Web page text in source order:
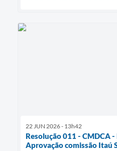
22 JUN 2026 - 13h42
Resolução 011 - CMDCA
Aprovação comissão Itaú